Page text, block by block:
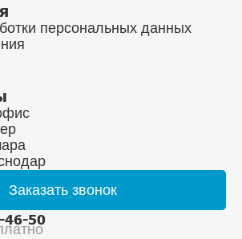
персональных данных
Заказать звонок
46-50